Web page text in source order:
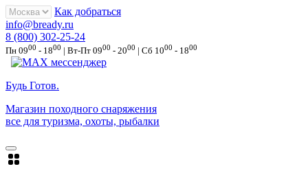
Как добраться
info@bready.ru
8 (800) 302-25-24
Пн 0900 - 1800 | Вт-Пт 0900 - 2000 | Сб 1000 - 1800
Будь Готов.
Магазин походного снаряжения
все для туризма, охоты, рыбалки